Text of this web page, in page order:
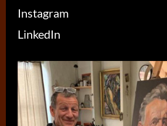
Instagram
LinkedIn